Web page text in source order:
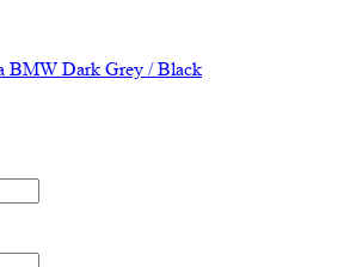
BMW Dark Grey / Black